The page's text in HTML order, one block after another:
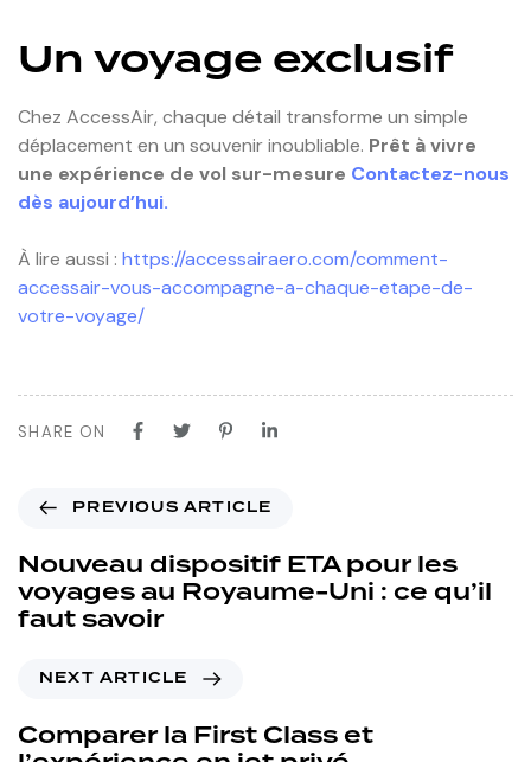
Un voyage exclusif
Chez AccessAir, chaque détail transforme un simple
déplacement en un souvenir inoubliable. Prêt à vivre
une expérience de vol sur-mesure Contactez-nous
dès aujourd’hui.
À lire aussi : https://accessairaero.com/comment-
accessair-vous-accompagne-a-chaque-etape-de-
votre-voyage/
SHARE ON
PREVIOUS ARTICLE
Nouveau dispositif ETA pour les
voyages au Royaume-Uni : ce qu’il
faut savoir
NEXT ARTICLE
Comparer la First Class et